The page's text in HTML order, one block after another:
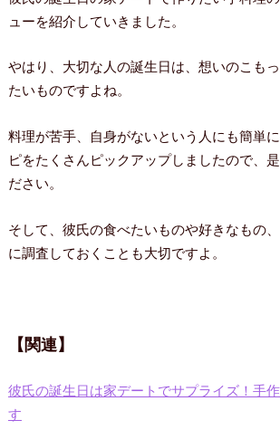
ューを紹介していきました。
やはり、大切な人の誕生日は、想いのこも
たいものですよね。
料理が苦手、自身がないという人にも簡単
ピをたくさんピックアップしましたので、
ださい。
そして、彼氏の食べたいものや好きなもの
に調査しておくことも大切ですよ。
【関連】
彼氏の誕生日は家デートでサプライズ！手
す